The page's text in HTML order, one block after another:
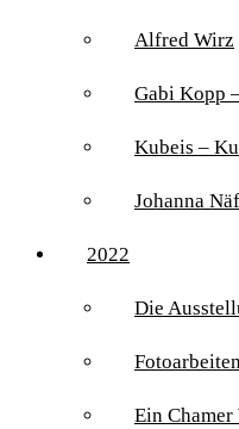
Alfred Wirz
Gabi Kopp
Kubeis –
Johanna Näf
2022
Die
Ein